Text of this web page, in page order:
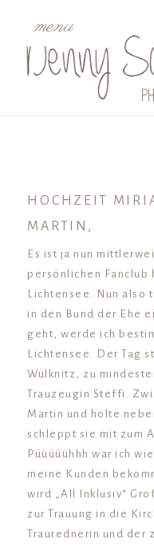
menu
HOCHZEIT
MARTIN,
Es ist ja nun
persönlichen
Lichtensee. Nun also
in den Bund der Ehe
geht, werde ich
Lichtensee. Der Tag
Wülknitz, zu
Trauzeugin Steffi.
Martin und holte
schleppt sie mit zum
Püüüüühhh war ich
meine Kunden
wird „All Inklusiv“
zur Trauung in die
Traurednerin und der